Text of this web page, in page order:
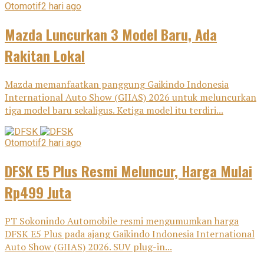
Otomotif2 hari ago
Mazda Luncurkan 3 Model Baru, Ada
Rakitan Lokal
Mazda memanfaatkan panggung Gaikindo Indonesia
International Auto Show (GIIAS) 2026 untuk meluncurkan
tiga model baru sekaligus. Ketiga model itu terdiri...
Otomotif2 hari ago
DFSK E5 Plus Resmi Meluncur, Harga Mulai
Rp499 Juta
PT Sokonindo Automobile resmi mengumumkan harga
DFSK E5 Plus pada ajang Gaikindo Indonesia International
Auto Show (GIIAS) 2026. SUV plug-in...